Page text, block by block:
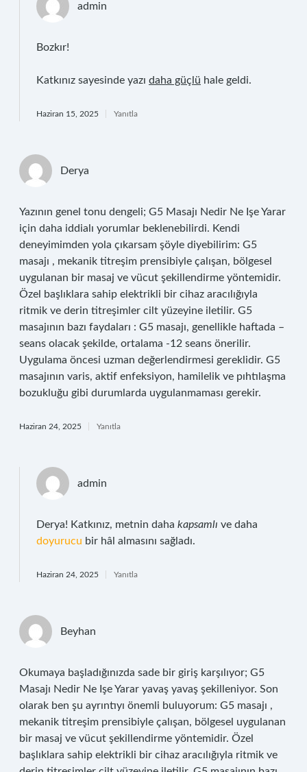
admin
Bozkır!
Katkınız sayesinde yazı daha güçlü hale geldi.
Haziran 15, 2025 Yanıtla
Derya
Yazının genel tonu dengeli; G5 Masajı Nedir Ne Işe Yarar
için daha iddialı yorumlar beklenebilirdi. Kendi
deneyimimden yola çıkarsam şöyle diyebilirim: G5
masajı , mekanik titreşim prensibiyle çalışan, bölgesel
uygulanan bir masaj ve vücut şekillendirme yöntemidir.
Özel başlıklara sahip elektrikli bir cihaz aracılığıyla
ritmik ve derin titreşimler cilt yüzeyine iletilir. G5
masajının bazı faydaları : G5 masajı, genellikle haftada –
seans olacak şekilde, ortalama -12 seans önerilir.
Uygulama öncesi uzman değerlendirmesi gereklidir. G5
masajının varis, aktif enfeksiyon, hamilelik ve pıhtılaşma
bozukluğu gibi durumlarda uygulanmaması gerekir.
Haziran 24, 2025 Yanıtla
admin
Derya! Katkınız, metnin daha kapsamlı ve daha
doyurucu bir hâl almasını sağladı.
Haziran 24, 2025 Yanıtla
Beyhan
Okumaya başladığınızda sade bir giriş karşılıyor; G5
Masajı Nedir Ne Işe Yarar yavaş yavaş şekilleniyor. Son
olarak ben şu ayrıntıyı önemli buluyorum: G5 masajı ,
mekanik titreşim prensibiyle çalışan, bölgesel uygulanan
bir masaj ve vücut şekillendirme yöntemidir. Özel
başlıklara sahip elektrikli bir cihaz aracılığıyla ritmik ve